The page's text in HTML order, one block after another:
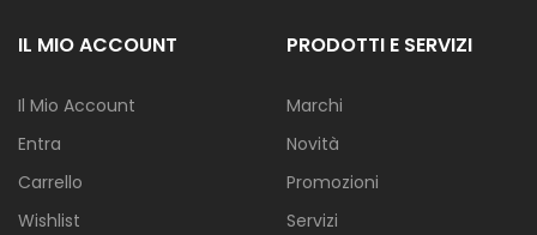
IL MIO ACCOUNT
Il Mio Account
Entra
Carrello
Wishlist
PRODOTTI E SERVIZI
Marchi
Novità
Promozioni
Servizi